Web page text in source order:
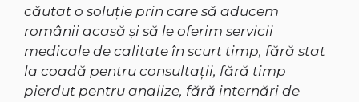
căutat o soluție prin care să aducem
românii acasă și să le oferim servicii
medicale de calitate în scurt timp, fără stat
la coadă pentru consultații, fără timp
pierdut pentru analize, fără internări de